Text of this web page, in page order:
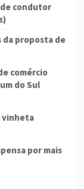
condutor
da proposta de
comércio
do Sul
vinheta
por mais